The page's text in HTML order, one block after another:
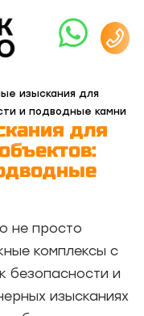
изыскания для
и подводные камни
для
не просто
комплексы с
безопасности и
изысканиях